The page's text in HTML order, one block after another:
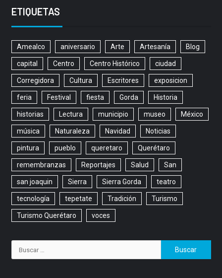
ETIQUETAS
Amealco aniversario Arte Artesanía Blog
capital Centro Centro Histórico ciudad
Corregidora Cultura Escritores exposicion
feria Festival fiesta Gorda Historia
historias Lectura municipio museo México
música Naturaleza Navidad Noticias
pintura pueblo queretaro Querétaro
remembranzas Reportajes Salud San
san joaquin Sierra Sierra Gorda teatro
tecnología tepetate Tradición Turismo
Turismo Querétaro voces